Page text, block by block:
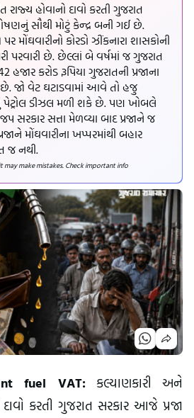
હોવાનો દાવો કરતી ગુજરાત
સૌથી મોટું કેન્દ્ર બની ગઈ છે.
મોંઘવારીનો કોરડો ઝીંકનારા શાસકોની
પરવારી છે. છેલ્લાં બે વર્ષમાં જ ગુજરાત
કરોડ રૂપિયા ગુજરાતની પ્રજાના
છે. જો વેટ ઘટાડવામાં આવે તો હજુ
ડીઝલ મળી શકે છે. પણ ખોબલે
સરકાર સત્તા મેળવ્યા બાદ પ્રજાને જ
મોંઘવારીના ખપ્પરમાંથી બહાર
જ નથી.
may make mistakes. Check important info
fuel VAT:કલ્યાણકારી અને
કરતી ગુજરાત સરકાર આજે પ્રજા